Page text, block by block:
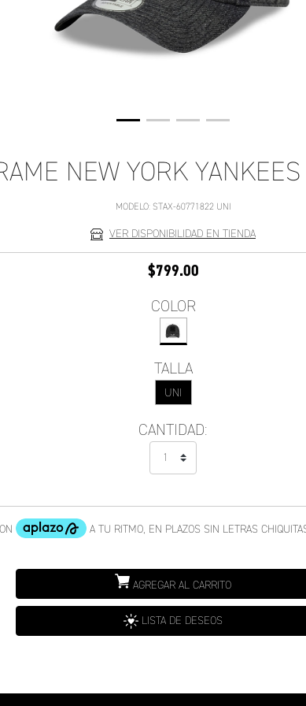
NEW YORK
MODELO: STAX-60771822 UNI
VER DISPONIBILIDAD EN TIENDA
$799.00
COLOR
TALLA
UNI
CANTIDAD:
AGREGAR AL CARRITO
LISTA DE DESEOS